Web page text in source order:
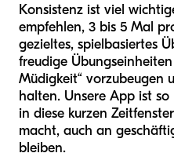
Konsistenz ist viel
empfehlen, 3 bis 5 Mal
gezieltes, spielbasiertes
freudige
Müdigkeit“ vorzubeugen
halten. Unsere App ist
in diese kurzen
macht, auch an
bleiben.